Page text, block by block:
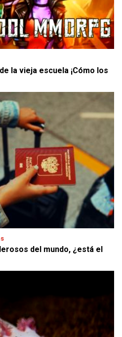
la vieja escuela ¡Cómo los
del mundo, ¿está el